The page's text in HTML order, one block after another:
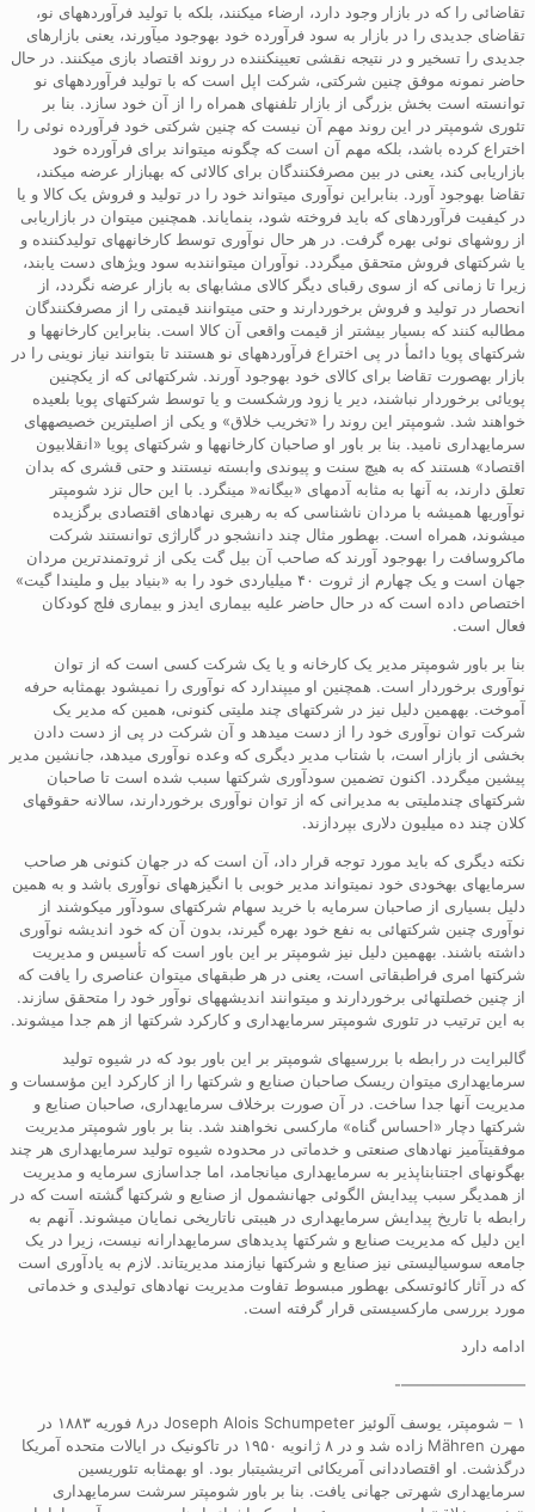
تقاضائی را که در بازار وجود دارد، ارضاء میکنند، بلکه با تولید فرآوردههای نو،
تقاضای جدیدی را در بازار به سود فرآورده خود بهوجود میآورند، یعنی بازارهای
جدیدی را تسخیر و در نتیجه نقشی تعیینکننده در روند اقتصاد بازی میکنند. در حال
حاضر نمونه موفق چنین شرکتی، شرکت اپل است که با تولید فرآوردههای نو
توانسته است بخش بزرگی از بازار تلفنهای همراه را از آن خود سازد. بنا بر
تئوری شومپتر در این روند مهم آن نیست که چنین شرکتی خود فرآورده نوئی را
اختراع کرده باشد، بلکه مهم آن است که چگونه میتواند برای فرآورده خود
بازاریابی کند، یعنی در بین مصرفکنندگان برای کالائی که بهبازار عرضه میکند،
تقاضا بهوجود آورد. بنابراین نوآوری میتواند خود را در تولید و فروش یک کالا و یا
در کیفیت فرآوردهای که باید فروخته شود، بنمایاند. همچنین میتوان در بازاریابی
از روشهای نوئی بهره گرفت. در هر حال نوآوری توسط کارخانههای تولیدکننده و
یا شرکتهای فروش متحقق میگردد. نوآوران میتوانندبه سود ویژهای دست یابند،
زیرا تا زمانی که از سوی رقبای دیگر کالای مشابهای به بازار عرضه نگردد، از
انحصار در تولید و فروش برخوردارند و حتی میتوانند قیمتی را از مصرفکنندگان
مطالبه کنند که بسیار بیشتر از قیمت واقعی آن کالا است. بنابراین کارخانهها و
شرکتهای پویا دائمأ در پی اختراع فرآوردههای نو هستند تا بتوانند نیاز نوینی را در
بازار بهصورت تقاضا برای کالای خود بهوجود آورند. شرکتهائی که از یکچنین
پویائی برخوردار نباشند، دیر یا زود ورشکست و یا توسط شرکتهای پویا بلعیده
خواهند شد. شومپتر این روند را «تخریب خلاق» و یکی از اصلیترین خصیصههای
سرمایهداری نامید. بنا بر باور او صاحبان کارخانهها و شرکتهای پویا «انقلابیون
اقتصاد» هستند که به هیچ سنت و پیوندی وابسته نیستند و حتی قشری که بدان
تعلق دارند، به آنها به مثابه آدمهای «بیگانه« مینگرد. با این حال نزد شومپتر
نوآوریها همیشه با مردان ناشناسی که به رهبری نهادهای اقتصادی برگزیده
میشوند، همراه است. بهطور مثال چند دانشجو در گاراژی توانستند شرکت
ماکروسافت را بهوجود آورند که صاحب آن بیل گت یکی از ثروتمندترین مردان
جهان است و یک چهارم از ثروت ۴۰ میلیاردی خود را به «بنیاد بیل و ملیندا گیت»
اختصاص داده است که در حال حاضر علیه بیماری ایدز و بیماری فلج کودکان
فعال است.
بنا بر باور شومپتر مدیر یک کارخانه و یا یک شرکت کسی است که از توان
نوآوری برخوردار است. همچنین او میپندارد که نوآوری را نمیشود بهمثابه حرفه
آموخت. بههمین دلیل نیز در شرکتهای چند ملیتی کنونی، همین که مدیر یک
شرکت توان نوآوری خود را از دست میدهد و آن شرکت در پی از دست دادن
بخشی از بازار است، با شتاب مدیر دیگری که وعده نوآوری میدهد، جانشین مدیر
پیشین میگردد. اکنون تضمین سودآوری شرکتها سبب شده است تا صاحبان
شرکتهای چندملیتی به مدیرانی که از توان نوآوری برخوردارند، سالانه حقوقهای
کلان چند ده میلیون دلاری بپردازند.
نکته دیگری که باید مورد توجه قرار داد، آن است که در جهان کنونی هر صاحب
سرمایهای بهخودی خود نمیتواند مدیر خوبی با انگیزههای نوآوری باشد و به همین
دلیل بسیاری از صاحبان سرمایه با خرید سهام شرکتهای سودآور میکوشند از
نوآوری چنین شرکتهائی به نفع خود بهره گیرند، بدون آن که خود اندیشه نوآوری
داشته باشند. بههمین دلیل نیز شومپتر بر این باور است که تأسیس و مدیریت
شرکتها امری فراطبقاتی است، یعنی در هر طبقهای میتوان عناصری را یافت که
از چنین خصلتهائی برخوردارند و میتوانند اندیشههای نوآور خود را متحقق سازند.
به این ترتیب در تئوری شومپتر سرمایهداری و کارکرد شرکتها از هم جدا میشوند.
گالبرایت در رابطه با بررسیهای شومپتر بر این باور بود که در شیوه تولید
سرمایهداری میتوان ریسک صاحبان صنایع و شرکتها را از کارکرد این مؤسسات و
مدیریت آنها جدا ساخت. در آن صورت برخلاف سرمایهداری، صاحبان صنایع و
شرکتها دچار «احساس گناه» مارکسی نخواهند شد. بنا بر باور شومپتر مدیریت
موفقیتآمیز نهادهای صنعتی و خدماتی در محدوده شیوه تولید سرمایهداری هر چند
بهگونهای اجتنابناپذیر به سرمایهداری میانجامد، اما جداسازی سرمایه و مدیریت
از همدیگر سبب پیدایش الگوئی جهانشمول از صنایع و شرکتها گشته است که در
رابطه با تاریخ پیدایش سرمایهداری در هیبتی ناتاریخی نمایان میشوند. آنهم به
این دلیل که مدیریت صنایع و شرکتها پدیدهای سرمایهدارانه نیست، زیرا در یک
جامعه سوسیالیستی نیز صنایع و شرکتها نیازمند مدیریتاند. لازم به یادآوری است
که در آثار کائوتسکی بهطور مبسوط تفاوت مدیریت نهادهای تولیدی و خدماتی
مورد بررسی مارکسیستی قرار گرفته است.
ادامه دارد
————————-
۱ – شومپتر، یوسف آلوئیز Joseph Alois Schumpeter در۸ فوریه ۱۸۸۳ در
مهرن Mähren زاده شد و در ۸ ژانویه ۱۹۵۰ در تاکونیک در ایالات متحده آمریکا
درگذشت. او اقتصاددانی آمریکائی اتریشیتبار بود. او بهمثابه تئوریسین
سرمایهداری شهرتی جهانی یافت. بنا بر باور شومپتر سرشت سرمایهداری